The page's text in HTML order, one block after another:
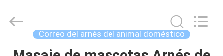
Ningbo
Pets2Go
Correo del arnés del animal doméstico